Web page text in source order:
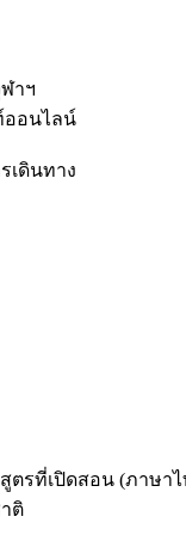
าฯ
อนไลน์
เดินทาง
ตรที่เปิดสอน (ภาษาไ
ติ